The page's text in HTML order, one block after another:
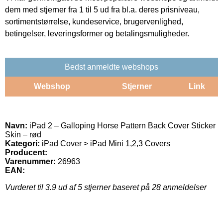
dem med stjerner fra 1 til 5 ud fra bl.a. deres prisniveau,
sortimentstørrelse, kundeservice, brugervenlighed,
betingelser, leveringsformer og betalingsmuligheder.
Bedst anmeldte webshops
Webshop Stjerner Link
Navn: iPad 2 – Galloping Horse Pattern Back Cover Sticker
Skin – rød
Kategori: iPad Cover > iPad Mini 1,2,3 Covers
Producent:
Varenummer: 26963
EAN:
Vurderet til 3.9 ud af 5 stjerner baseret på 28 anmeldelser